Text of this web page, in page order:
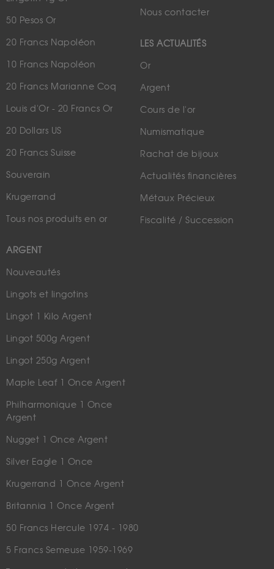
50 Pesos Or
20 Francs Napoléon
10 Francs Napoléon
20 Francs Marianne Coq
Louis d'Or - 20 Francs Or
20 Dollars US
20 Francs Suisse
Souverain
Krugerrand
Tous nos produits en or
ARGENT
Nouveautés
Lingots et lingotins
Lingot 1 Kilo Argent
Lingot 500g Argent
Lingot 250g Argent
Maple Leaf 1 Once Argent
Philharmonique 1 Once
Argent
Nugget 1 Once Argent
Silver Eagle 1 Once
Krugerrand 1 Once Argent
Britannia 1 Once Argent
50 Francs Hercule 1974 - 1980
5 Francs Semeuse 1959-1969
Nous contacter
LES ACTUALITÉS
Or
Argent
Cours de l'or
Numismatique
Rachat de bijoux
Actualités financières
Métaux Précieux
Fiscalité / Succession